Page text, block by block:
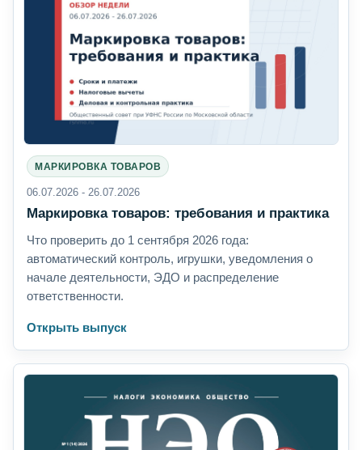
МАРКИРОВКА ТОВАРОВ
06.07.2026 - 26.07.2026
Маркировка товаров: требования и практика
Что проверить до 1 сентября 2026 года:
автоматический контроль, игрушки, уведомления о
начале деятельности, ЭДО и распределение
ответственности.
Открыть выпуск